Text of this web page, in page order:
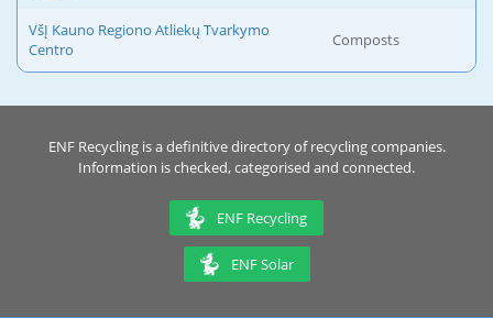
VšĮ Kauno Regiono Atliekų Tvarkymo
Centro
Composts
ENF Recycling is a definitive directory of recycling companies.
Information is checked, categorised and connected.
ENF Recycling
ENF Solar